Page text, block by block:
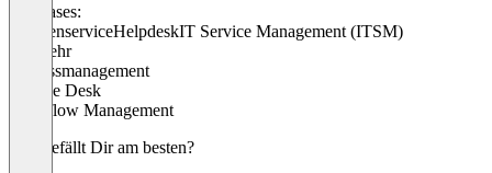
Use cases:
KundenserviceHelpdeskIT Service Management (ITSM)
+ 3 mehr
Prozessmanagement
Service Desk
Workflow Management
Was gefällt Dir am besten?